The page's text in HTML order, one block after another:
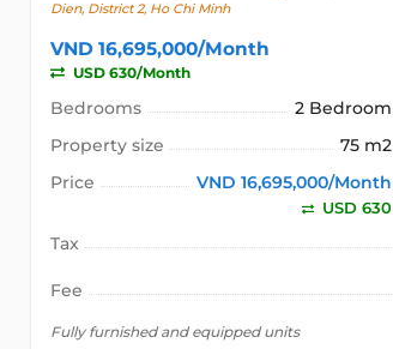
Dien, District 2, Ho Chi Minh
VND 16,695,000/Month
USD 630/Month
Bedrooms
2 Bedroom
Property size
75 m2
Price
VND 16,695,000/Month
USD 630
Tax
Fee
Fully furnished and equipped units